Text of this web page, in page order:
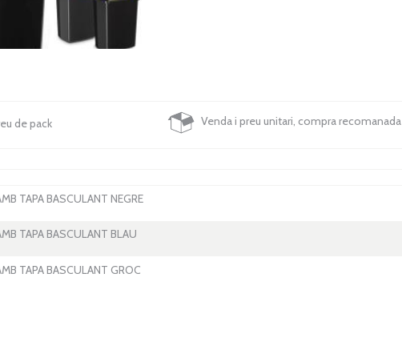
de pack Venda i preu unitari, compra recomanada
TAPA BASCULANT NEGRE
TAPA BASCULANT BLAU
TAPA BASCULANT GROC